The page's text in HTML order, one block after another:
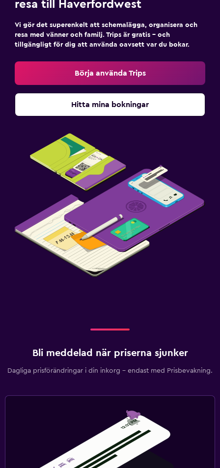
resa till Haverfordwest
Vi gör det superenkelt att schemalägga, organisera och
resa med vänner och familj. Trips är gratis – och
tillgängligt för dig att använda oavsett var du bokar.
Börja använda Trips
Hitta mina bokningar
Bli meddelad när priserna sjunker
Dagliga prisförändringar i din inkorg – endast med Prisbevakning.